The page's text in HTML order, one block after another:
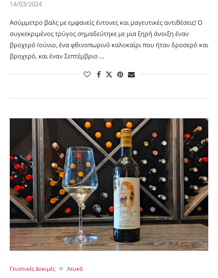
14/03/2024
Ασύμμετρο βαλς με εμφανείς έντονες και μαγευτικές αντιθέσεις! Ο
συγκεκριμένος τρύγος σημαδεύτηκε με μια ξηρή άνοιξη έναν
βροχερό Ιούνιο, ένα φθινοπωρινό καλοκαίρι που ήταν δροσερό και
βροχερό, και έναν Σεπτέμβριο …
Γευστικές Δοκιμές Λευκά